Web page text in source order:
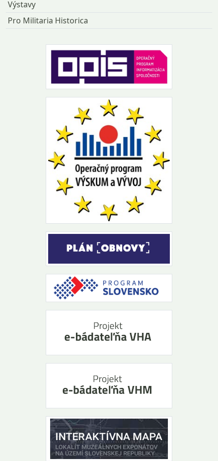
Výstavy
Pro Militaria Historica